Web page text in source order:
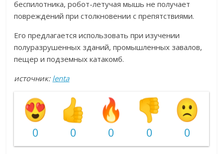
беспилотника, робот-летучая мышь не получает
повреждений при столкновении с препятствиями.
Его предлагается использовать при изучении
полуразрушенных зданий, промышленных завалов,
пещер и подземных катакомб.
источник: lenta
0 0 0 0 0